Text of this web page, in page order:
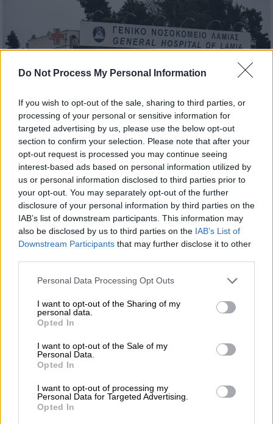
Do Not Process My Personal Information
If you wish to opt-out of the sale, sharing to third parties, or
processing of your personal or sensitive information for
targeted advertising by us, please use the below opt-out
section to confirm your selection. Please note that after your
opt-out request is processed you may continue seeing
interest-based ads based on personal information utilized by
us or personal information disclosed to third parties prior to
your opt-out. You may separately opt-out of the further
disclosure of your personal information by third parties on the
IAB’s list of downstream participants. This information may
also be disclosed by us to third parties on the IAB’s List of
Downstream Participants that may further disclose it to other
Please note that this website/app uses one or more Google
not limited to your visit or usage behaviour. You may click to
grant or deny consent to Google and its third-party tags to
use your data for below specified purposes in below Google
consent section.
Personal Data Processing Opt Outs
I want to opt-out of the Sharing of my
personal data.
Opted In
I want to opt-out of the Sale of my
Personal Data.
Opted In
I want to opt-out of processing my
Personal Data for Targeted Advertising.
Opted In
Ελλάδα|26.10.2024 19:40
Επαναφορά από το παράθυρο για την
εταιρεία που ευθύνεται για την τροφική
δηλητηρίαση δεκάδων παιδιών στη
Λαμία
έτοιμου φαγητού για το Μουσικό Σχολείο
Λαμίας